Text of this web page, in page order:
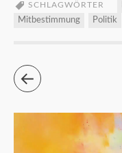
SCHLAGWÖRTER
Mitbestimmung
Politik